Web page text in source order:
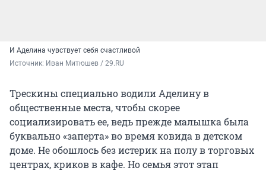
И Аделина чувствует себя счастливой
Источник: Иван Митюшев / 29.RU
Трескины специально водили Аделину в
общественные места, чтобы скорее
социализировать ее, ведь прежде малышка была
буквально «заперта» во время ковида в детском
доме. Не обошлось без истерик на полу в торговых
центрах, криков в кафе. Но семья этот этап